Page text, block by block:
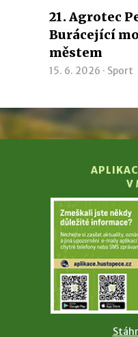
21. Agrotec
Burácející
městem
15. 6. 2026 · Sport
V